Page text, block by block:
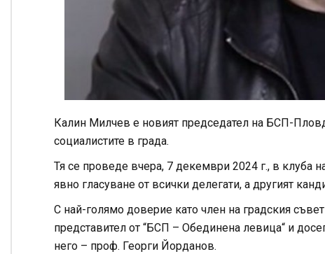
Калин Милчев е новият председател на БСП-
социалистите в града.
Тя се проведе вчера, 7 декември 2024 г., в клуба
явно гласуване от всички делегати, а другият
С най-голямо доверие като член на градския
представител от “БСП – Обединена левица“ и
него – проф. Георги Йорданов.